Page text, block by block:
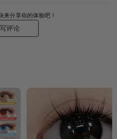
来分享你的体验吧！
写评论